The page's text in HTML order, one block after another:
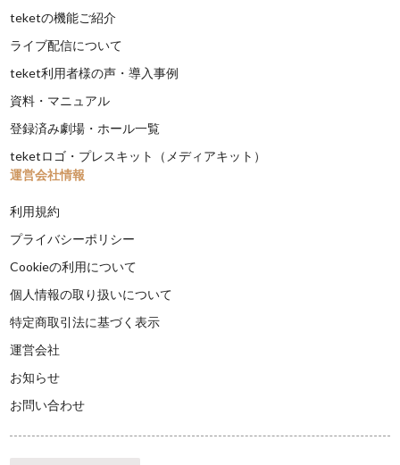
teketの機能ご紹介
ライブ配信について
teket利用者様の声・導入事例
資料・マニュアル
登録済み劇場・ホール一覧
teketロゴ・プレスキット（メディアキット）
運営会社情報
利用規約
プライバシーポリシー
Cookieの利用について
個人情報の取り扱いについて
特定商取引法に基づく表示
運営会社
お知らせ
お問い合わせ